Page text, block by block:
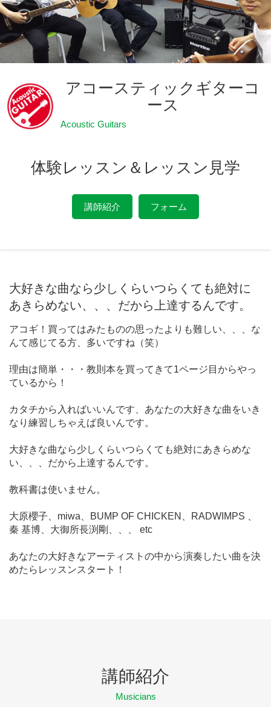
アコースティックギターコ
ース
Acoustic Guitars
体験レッスン＆レッスン見学
講師紹介 フォーム
大好きな曲なら少しくらいつらくても絶対に
あきらめない、、、だから上達するんです。
アコギ！買ってはみたものの思ったよりも難しい、、、な
んて感じてる方、多いですね（笑）
理由は簡単・・・教則本を買ってきて1ページ目からやっ
ているから！
カタチから入ればいいんです、あなたの大好きな曲をいき
なり練習しちゃえば良いんです。
大好きな曲なら少しくらいつらくても絶対にあきらめな
い、、、だから上達するんです。
教科書は使いません。
大原櫻子、miwa、BUMP OF CHICKEN、RADWIMPS 、
秦 基博、大御所長渕剛、、、 etc
あなたの大好きなアーティストの中から演奏したい曲を決
めたらレッスンスタート！
講師紹介
Musicians